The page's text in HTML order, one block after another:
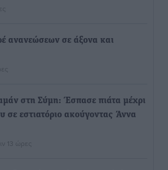
ανανεώσεων σε άξονα και
στη Σύμη: Έσπασε πιάτα μέχρι
σε εστιατόριο ακούγοντας Άννα
13 ώρες